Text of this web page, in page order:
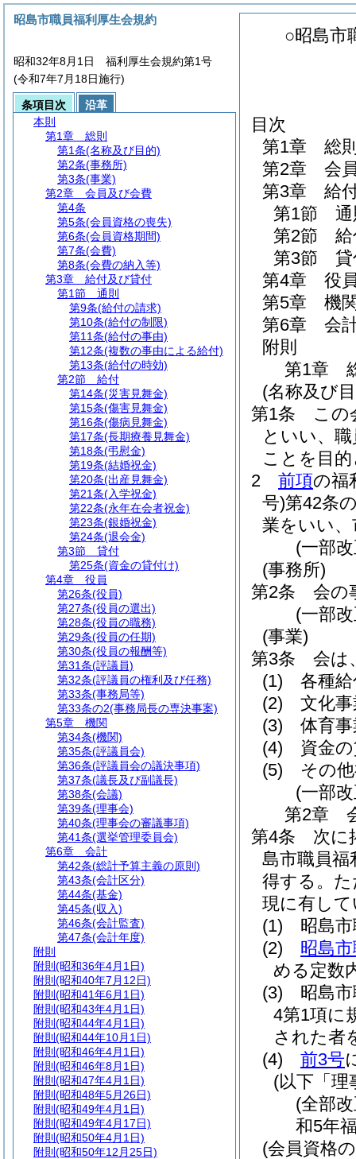
○昭島市
目次
第1章
総
第2章
会
第3章
給
第1節
第2節
第3節
第4章
役
第5章
機
第6章
会
附則
第1章
(名称及び
第1条
この
といい、
ことを目
2
前項の福
号)第42条
業をいい
(一部
(事務所)
第2条
会の
(一部
(事業)
第3条
会は
(1)
各種
(2)
文化
(3)
体育
(4)
資金
(5)
その
(一部
第2章
第4条
次に
島市職員福
得する。
現に有し
(1)
昭島
(2)
昭島
める定数
(3)
昭島
4第1項に
された者
(4)
前3号
(以下「理
(全部
和5年
(会員資格
昭島市職員福利厚生会規約
昭和32年8月1日 福利厚生会規約第1号
(令和7年7月18日施行)
条項目次
沿革
本則
第1章
総則
第1条(名称及び目的)
第2条(事務所)
第3条(事業)
第2章
会員及び会費
第4条
第5条(会員資格の喪失)
第6条(会員資格期間)
第7条(会費)
第8条(会費の納入等)
第3章
給付及び貸付
第1節
通則
第9条(給付の請求)
第10条(給付の制限)
第11条(給付の事由)
第12条(複数の事由による給付)
第13条(給付の時効)
第2節
給付
第14条(災害見舞金)
第15条(傷害見舞金)
第16条(傷病見舞金)
第17条(長期療養見舞金)
第18条(弔慰金)
第19条(結婚祝金)
第20条(出産見舞金)
第21条(入学祝金)
第22条(永年在会者祝金)
第23条(銀婚祝金)
第24条(退会金)
第3節
貸付
第25条(資金の貸付け)
第4章
役員
第26条(役員)
第27条(役員の選出)
第28条(役員の職務)
第29条(役員の任期)
第30条(役員の報酬等)
第31条(評議員)
第32条(評議員の権利及び任務)
第33条(事務局等)
第33条の2(事務局長の専決事案)
第5章
機関
第34条(機関)
第35条(評議員会)
第36条(評議員会の議決事項)
第37条(議長及び副議長)
第38条(会議)
第39条(理事会)
第40条(理事会の審議事項)
第41条(選挙管理委員会)
第6章
会計
第42条(総計予算主義の原則)
第43条(会計区分)
第44条(基金)
第45条(収入)
第46条(会計監査)
第47条(会計年度)
附則
附則 (昭和36年4月1日)
附則 (昭和40年7月12日)
附則 (昭和41年6月1日)
附則 (昭和43年4月1日)
附則 (昭和44年4月1日)
附則 (昭和44年10月1日)
附則 (昭和46年4月1日)
附則 (昭和46年8月1日)
附則 (昭和47年4月1日)
附則 (昭和48年5月26日)
附則 (昭和49年4月1日)
附則 (昭和49年4月17日)
附則 (昭和50年4月1日)
附則 (昭和50年12月25日)